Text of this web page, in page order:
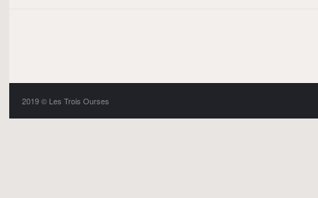
2019 © Les Trois Ourses